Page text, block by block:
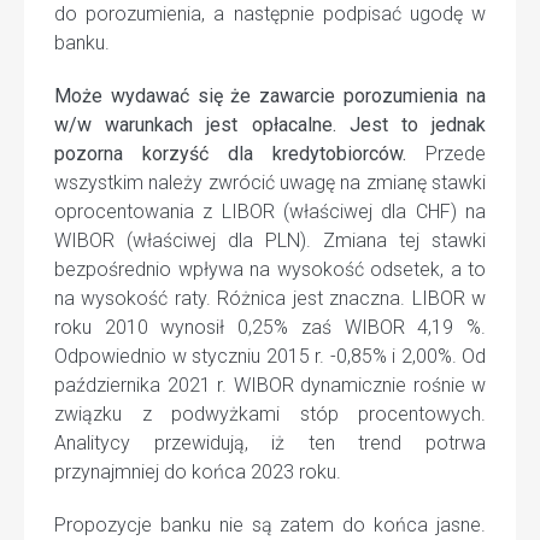
do porozumienia, a następnie podpisać ugodę w
banku.
Może wydawać się że zawarcie porozumienia na
w/w warunkach jest opłacalne. Jest to jednak
pozorna korzyść dla kredytobiorców. Przede
wszystkim należy zwrócić uwagę na zmianę stawki
oprocentowania z LIBOR (właściwej dla CHF) na
WIBOR (właściwej dla PLN). Zmiana tej stawki
bezpośrednio wpływa na wysokość odsetek, a to
na wysokość raty. Różnica jest znaczna. LIBOR w
roku 2010 wynosił 0,25% zaś WIBOR 4,19 %.
Odpowiednio w styczniu 2015 r. -0,85% i 2,00%. Od
października 2021 r. WIBOR dynamicznie rośnie w
związku z podwyżkami stóp procentowych.
Analitycy przewidują, iż ten trend potrwa
przynajmniej do końca 2023 roku.
Propozycje banku nie są zatem do końca jasne.